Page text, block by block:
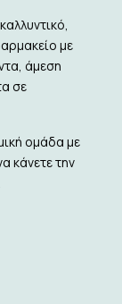
με
άμεση
σε
ομάδα με
κάνετε την